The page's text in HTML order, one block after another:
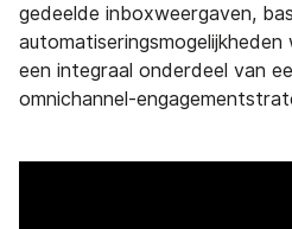
gedeelde inboxweergaven,
een integraal onderdeel van
omnichannel-